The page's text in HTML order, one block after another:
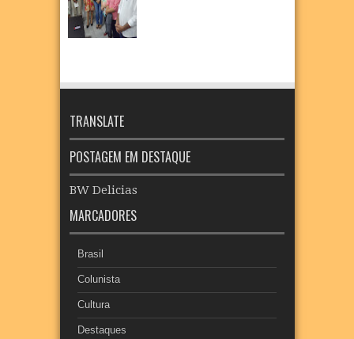
TRANSLATE
POSTAGEM EM DESTAQUE
BW Delicias
MARCADORES
Brasil
Colunista
Cultura
Destaques